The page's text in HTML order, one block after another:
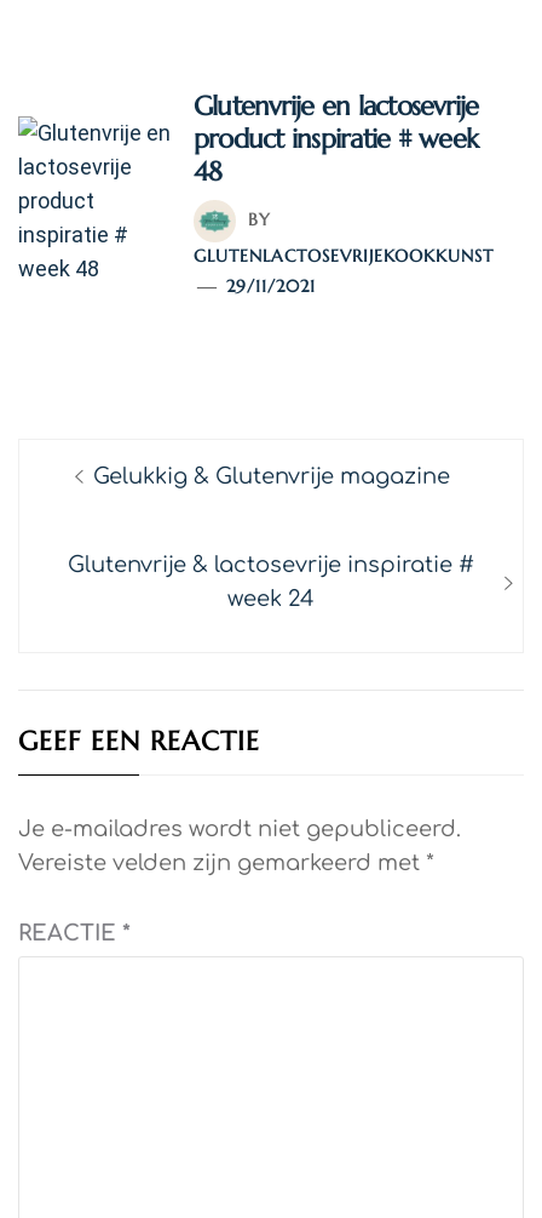
Glutenvrije en lactosevrije
product inspiratie # week
48
BY
GLUTENLACTOSEVRIJEKOOKKUNST
29/11/2021
Bericht
navigatie
Previous
Gelukkig & Glutenvrije magazine
Next
Glutenvrije & lactosevrije inspiratie #
week 24
GEEF EEN REACTIE
Je e-mailadres wordt niet gepubliceerd.
Vereiste velden zijn gemarkeerd met *
REACTIE *